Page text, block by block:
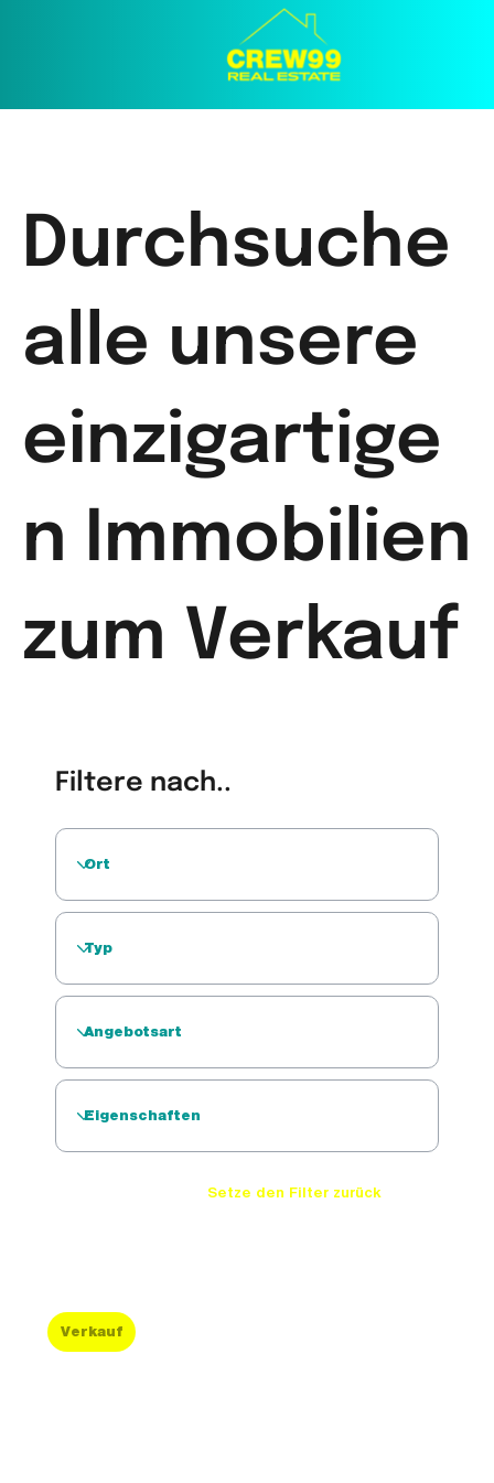
Durchsuche
alle unsere
einzigartige
n Immobilien
zum Verkauf
Verkauf
Filtere nach..
Setze den Filter zurück